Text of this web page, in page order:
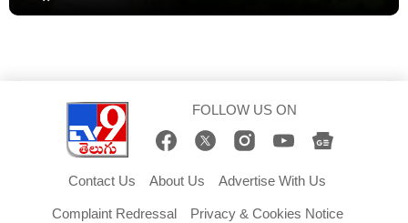
FOLLOW US ON
Contact Us About Us Advertise With Us
Complaint Redressal Privacy & Cookies Notice